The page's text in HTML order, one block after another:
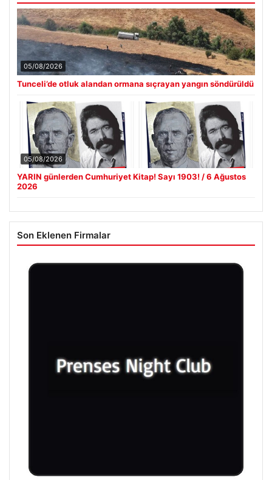
05/08/2026
Tunceli’de otluk alandan ormana sıçrayan yangın söndürüldü
05/08/2026
YARIN günlerden Cumhuriyet Kitap! Sayı 1903! / 6 Ağustos
2026
Son Eklenen Firmalar